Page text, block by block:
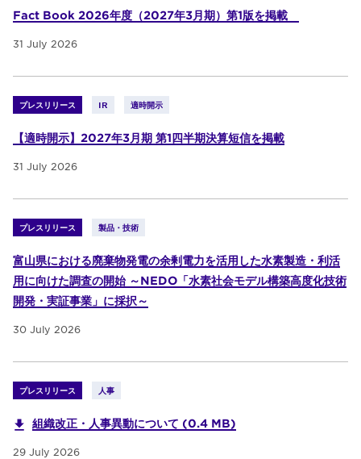
Fact Book 2026年度（2027年3月期）第1版を掲載
31 July 2026
プレスリリース IR 適時開示
【適時開示】2027年3月期 第1四半期決算短信を掲載
31 July 2026
プレスリリース 製品・技術
富山県における廃棄物発電の余剰電力を活用した水素製造・利活
用に向けた調査の開始 ～NEDO「水素社会モデル構築高度化技術
開発・実証事業」に採択～
30 July 2026
プレスリリース 人事
組織改正・人事異動について (0.4 MB)
29 July 2026